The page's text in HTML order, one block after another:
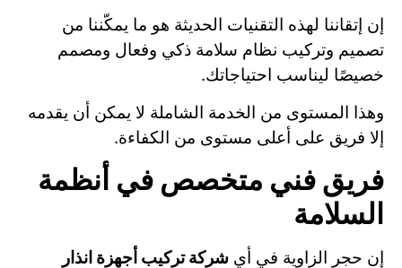
إن إتقاننا لهذه التقنيات الحديثة هو ما يمكّننا من
تصميم وتركيب نظام سلامة ذكي وفعال ومصمم
خصيصًا ليناسب احتياجاتك.
وهذا المستوى من الخدمة الشاملة لا يمكن أن يقدمه
إلا فريق على أعلى مستوى من الكفاءة.
فريق فني متخصص في أنظمة
السلامة
إن حجر الزاوية في أي شركة تركيب أجهزة انذار